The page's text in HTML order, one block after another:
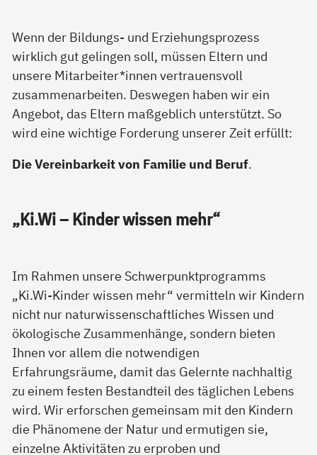
Wenn der Bildungs- und Erziehungsprozess
wirklich gut gelingen soll, müssen Eltern und
unsere Mitarbeiter*innen vertrauensvoll
zusammenarbeiten. Deswegen haben wir ein
Angebot, das Eltern maßgeblich unterstützt. So
wird eine wichtige Forderung unserer Zeit erfüllt:
Die Vereinbarkeit von Familie und Beruf.
„Ki.Wi – Kin­der wis­sen mehr“
Im Rahmen unsere Schwerpunktprogramms
„Ki.Wi-Kinder wissen mehr“ vermitteln wir Kindern
nicht nur naturwissenschaftliches Wissen und
ökologische Zusammenhänge, sondern bieten
Ihnen vor allem die notwendigen
Erfahrungsräume, damit das Gelernte nachhaltig
zu einem festen Bestandteil des täglichen Lebens
wird. Wir erforschen gemeinsam mit den Kindern
die Phänomene der Natur und ermutigen sie,
einzelne Aktivitäten zu erproben und